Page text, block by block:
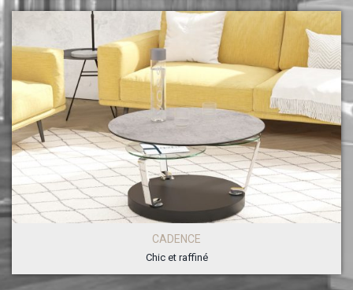
CADENCE
Chic et raffiné